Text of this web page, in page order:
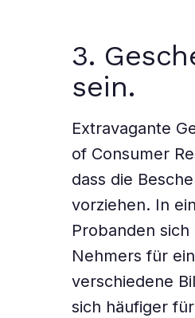
3.
sein.
Extravagante
of Consumer
dass die
vorziehen. In
Probanden
Nehmers für
verschiedene
sich häufiger